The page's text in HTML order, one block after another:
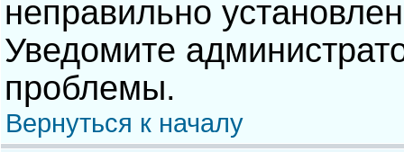
неправильно
Уведомите
проблемы.
Вернуться к началу